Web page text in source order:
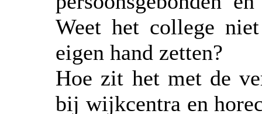
Weet het college
eigen hand zetten?
Hoe zit het met de
bij wijkcentra en